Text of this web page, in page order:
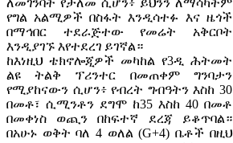
የግል አልሚዎች በስፋት እንዲሳተፉ እና ዜጎች
በማኅበር ተደራጅተው የመሬት አቅርቦት
እንዲያገኙ እየተደረገ ይገኛል።
ከእነዚህ ቴክኖሎጂዎች መካከል የ3ዲ ሕትመት
ልዩ ትልቅ ፕሪንተር በመጠቀም ግንባታን
የሚያከናውን ሲሆን፥ የብረት ግብዓትን እስከ 30
በመቶ፣ ሲሚንቶን ደግሞ ከ35 እስከ 40 በመቶ
በመቀነስ ወጪን በከፍተኛ ደረጃ ይቆጥባል።
በአሁኑ ወቅት ባለ 4 ወለል (G+4) ቤቶች በዚህ